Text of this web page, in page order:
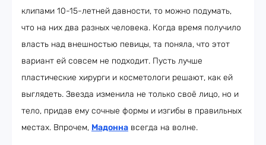
клипами 10-15-летней давности, то можно подумать,
что на них два разных человека. Когда время получило
власть над внешностью певицы, та поняла, что этот
вариант ей совсем не подходит. Пусть лучше
пластические хирурги и косметологи решают, как ей
выглядеть. Звезда изменила не только своё лицо, но и
тело, придав ему сочные формы и изгибы в правильных
местах. Впрочем, Мадонна всегда на волне.